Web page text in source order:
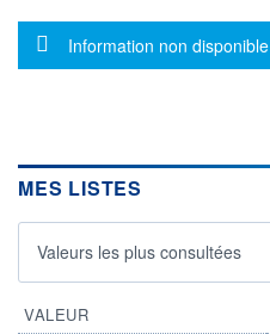
62,9900
+ HAUT
63,2500
Message d'information
Information non disponible
MES LISTES
Valeurs les plus consultées
VALEUR